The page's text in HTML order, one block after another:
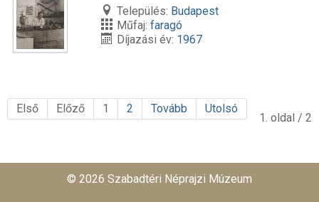
Település: Budapest
Műfaj: faragó
Díjazási év: 1967
1. oldal / 2
Első Előző 1 2 Tovább Utolsó
© 2026 Szabadtéri Néprajzi Múzeum